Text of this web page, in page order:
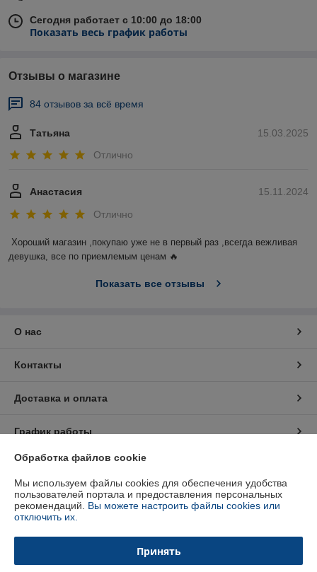
Сегодня работает с 10:00 до 18:00
Показать весь график работы
Отзывы о магазине
84 отзывов за всё время
15.03.2025
Татьяна
Отлично
15.11.2024
Анастасия
Отлично
Хороший магазин ,покупаю уже не в первый раз ,всегда вежливая
девушка, все по приемлемым ценам 🔥
Показать все отзывы
О нас
Контакты
Доставка и оплата
График работы
Полная версия сайта
Политика обработки cookies
Обработка файлов cookie
Мы используем файлы cookies для обеспечения удобства
пользователей портала и предоставления персональных
рекомендаций. Вы можете настроить файлы cookies или
отключить их.
Принять